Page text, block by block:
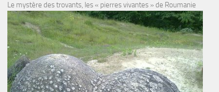
Le mystère des trovants, les « pierres vivantes » de Roumanie